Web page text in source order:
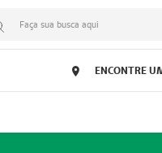
Faça sua busca aqui
ENCONTRE